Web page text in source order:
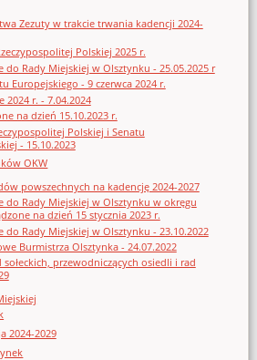
Zezuty w trakcie trwania kadencji 2024-
Polskiej 2025 r.
do Rady Miejskiej w Olsztynku - 25.05.2025 r
Europejskiego - 9 czerwca 2024 r.
2024 r. - 7.04.2024
na dzień 15.10.2023 r.
Polskiej i Senatu
- 15.10.2023
OKW
powszechnych na kadencję 2024-2027
do Rady Miejskiej w Olsztynku w okręgu
na dzień 15 stycznia 2023 r.
do Rady Miejskiej w Olsztynku - 23.10.2022
Burmistrza Olsztynka - 24.07.2022
przewodniczących osiedli i rad
2024-2029